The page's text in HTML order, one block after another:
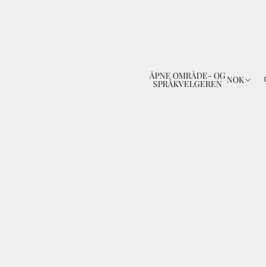
ÅPNE OMRÅDE- OG
SPRÅKVELGEREN NOK